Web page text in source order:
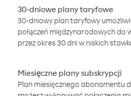
30-dniowe plany taryfowe
30-dniowy plan taryfowy
połączeń międzynarodowych do
przez okres 30 dni w niskich
Miesięczne plany subskrypcji
Plan miesięcznego abonamentu